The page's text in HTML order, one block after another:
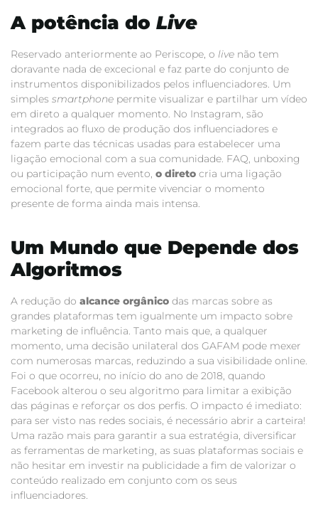
A potência do Live
Reservado anteriormente ao Periscope, o live não tem
doravante nada de excecional e faz parte do conjunto de
instrumentos disponibilizados pelos influenciadores. Um
simples smartphone permite visualizar e partilhar um vídeo
em direto a qualquer momento. No Instagram, são
integrados ao fluxo de produção dos influenciadores e
fazem parte das técnicas usadas para estabelecer uma
ligação emocional com a sua comunidade. FAQ, unboxing
ou participação num evento, o direto cria uma ligação
emocional forte, que permite vivenciar o momento
presente de forma ainda mais intensa.
Um Mundo que Depende dos
Algoritmos
A redução do alcance orgânico das marcas sobre as
grandes plataformas tem igualmente um impacto sobre
marketing de influência. Tanto mais que, a qualquer
momento, uma decisão unilateral dos GAFAM pode mexer
com numerosas marcas, reduzindo a sua visibilidade online.
Foi o que ocorreu, no início do ano de 2018, quando
Facebook alterou o seu algoritmo para limitar a exibição
das páginas e reforçar os dos perfis. O impacto é imediato:
para ser visto nas redes sociais, é necessário abrir a carteira!
Uma razão mais para garantir a sua estratégia, diversificar
as ferramentas de marketing, as suas plataformas sociais e
não hesitar em investir na publicidade a fim de valorizar o
conteúdo realizado em conjunto com os seus
influenciadores.